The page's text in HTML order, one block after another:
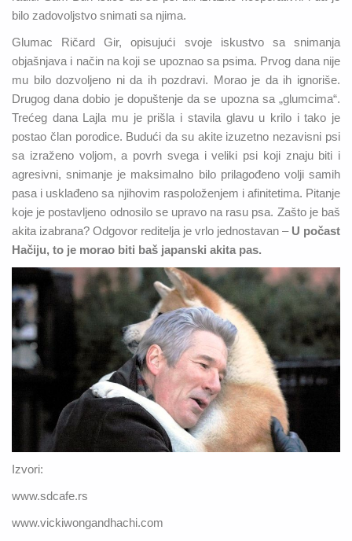
bilo zadovoljstvo snimati sa njima.
Glumac Ričard Gir, opisujući svoje iskustvo sa snimanja
objašnjava i način na koji se upoznao sa psima. Prvog dana nije
mu bilo dozvoljeno ni da ih pozdravi. Morao je da ih ignoriše.
Drugog dana dobio je dopuštenje da se upozna sa „glumcima“.
Trećeg dana Lajla mu je prišla i stavila glavu u krilo i tako je
postao član porodice. Budući da su akite izuzetno nezavisni psi
sa izraženo voljom, a povrh svega i veliki psi koji znaju biti i
agresivni, snimanje je maksimalno bilo prilagođeno volji samih
pasa i usklađeno sa njihovim raspoloženjem i afinitetima. Pitanje
koje je postavljeno odnosilo se upravo na rasu psa. Zašto je baš
akita izabrana? Odgovor reditelja je vrlo jednostavan – U počast
Hačiju, to je morao biti baš japanski akita pas.
Izvori:
www.sdcafe.rs
www.vickiwongandhachi.com